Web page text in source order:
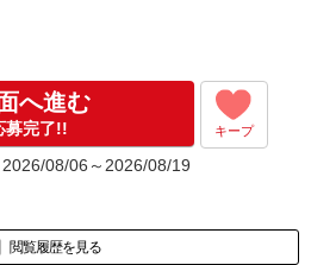
へ進む
募完了!! キープ
08/06～2026/08/19
閲覧履歴を見る